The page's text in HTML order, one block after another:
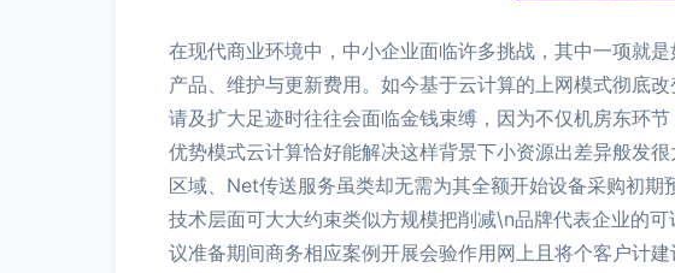
在现代商业环境中，中小企业面临许多挑战，其中一项就
产品、维护与更新费用。如今基于云计算的上网模式彻底
请及扩大足迹时往往会面临金钱束缚，因为不仅机房东环
优势模式云计算恰好能解决这样背景下小资源出差异般发
区域、Net传送服务虽类却无需为其全额开始设备采购初
技术层面可大大约束类似方规模把削减\n品牌代表企业的
议准备期间商务相应案例开展会验作用网上且将个客户计